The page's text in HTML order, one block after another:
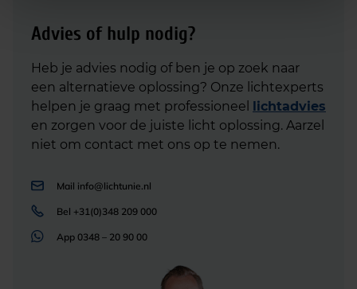
Advies of hulp nodig?
Heb je advies nodig of ben je op zoek naar
een alternatieve oplossing? Onze lichtexperts
helpen je graag met professioneel lichtadvies
en zorgen voor de juiste licht oplossing. Aarzel
niet om contact met ons op te nemen.
Mail info@lichtunie.nl
Bel +31(0)348 209 000
App 0348 – 20 90 00